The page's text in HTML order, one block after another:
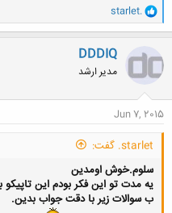
خب شروع میکنیم
خب
اولیشون خانومی بود ولی اولین
2.اولین آواتارت چی بوده؟عکسشو اون پایین ضمیمه کن
سیاسی بود نمیشه بذارم
و
ا
ک
ن
ش
ه
starlet.
DDDIQ
مدیر ارشد
Jun 7, 2015
starlet. گفت:
سلوم.خوش اومدین
یه مدت تو این فکر بودم این تاپیکو
ب سوالات زیر با دقت جواب بدین.